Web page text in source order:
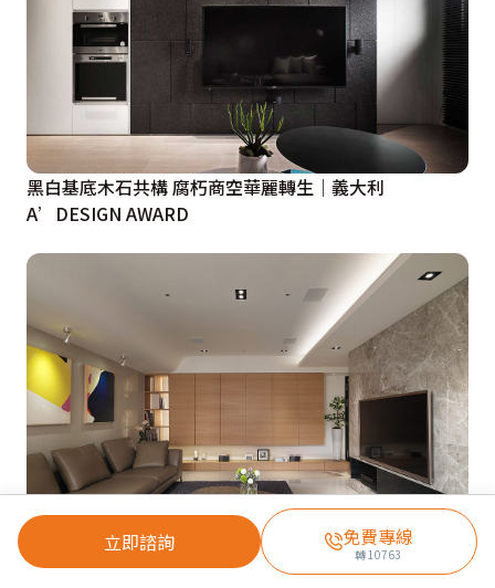
立即諮詢 免費專線
轉10763
黑白基底木石共構 腐朽商空華麗轉生｜義大利
A’DESIGN AWARD